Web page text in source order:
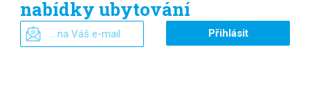
nabídky ubytování